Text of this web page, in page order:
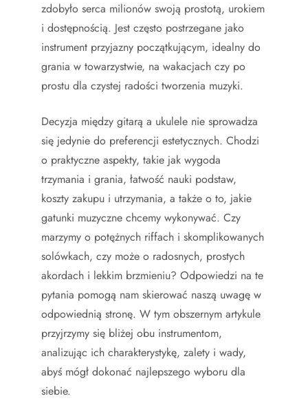
zdobyło serca milionów swoją prostotą, urokiem
i dostępnością. Jest często postrzegane jako
instrument przyjazny początkującym, idealny do
grania w towarzystwie, na wakacjach czy po
prostu dla czystej radości tworzenia muzyki.
Decyzja między gitarą a ukulele nie sprowadza
się jedynie do preferencji estetycznych. Chodzi
o praktyczne aspekty, takie jak wygoda
trzymania i grania, łatwość nauki podstaw,
koszty zakupu i utrzymania, a także o to, jakie
gatunki muzyczne chcemy wykonywać. Czy
marzymy o potężnych riffach i skomplikowanych
solówkach, czy może o radosnych, prostych
akordach i lekkim brzmieniu? Odpowiedzi na te
pytania pomogą nam skierować naszą uwagę w
odpowiednią stronę. W tym obszernym artykule
przyjrzymy się bliżej obu instrumentom,
analizując ich charakterystykę, zalety i wady,
abyś mógł dokonać najlepszego wyboru dla
siebie.